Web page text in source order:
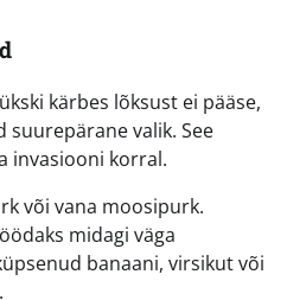
kärbes lõksust ei pääse,
valik. See
invasiooni korral.
või vana moosipurk.
midagi väga
banaani, virsikut või